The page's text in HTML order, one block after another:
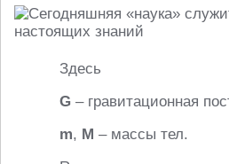
Здесь
G – гравитационная
m, M – массы тел.